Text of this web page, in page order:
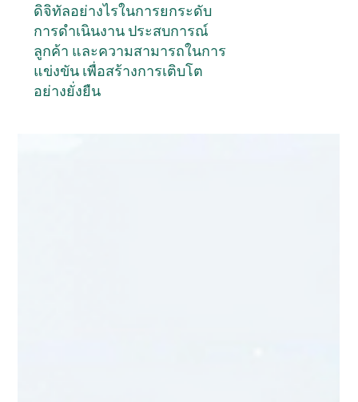
ดิจิทัลอย่างไรในการยกระดับ
การดำเนินงาน ประสบการณ์
ลูกค้า และความสามารถในการ
แข่งขัน เพื่อสร้างการเติบโต
อย่างยั่งยืน